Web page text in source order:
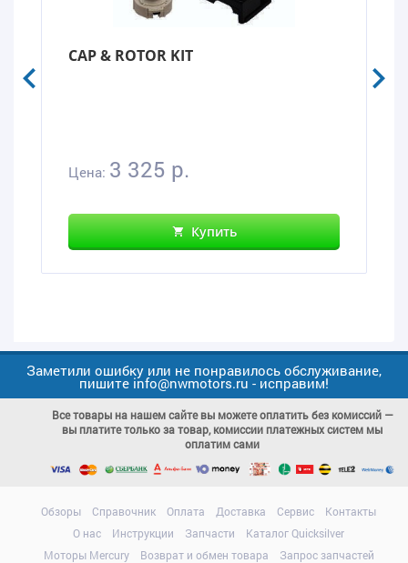
CAP & ROTOR KIT
Цена: 3 325 р.
Купить
Заметили ошибку или не понравилось обслуживание,
пишите info@nwmotors.ru - исправим!
Все товары на нашем сайте вы можете оплатить без комиссий —
вы платите только за товар, комиссии платежных систем мы
оплатим сами
Обзоры Справочник Оплата Доставка Сервис
Контакты
О нас
Инструкции Запчасти
Каталог Quicksilver
Моторы Mercury
Возврат и обмен товара
Запрос запчастей